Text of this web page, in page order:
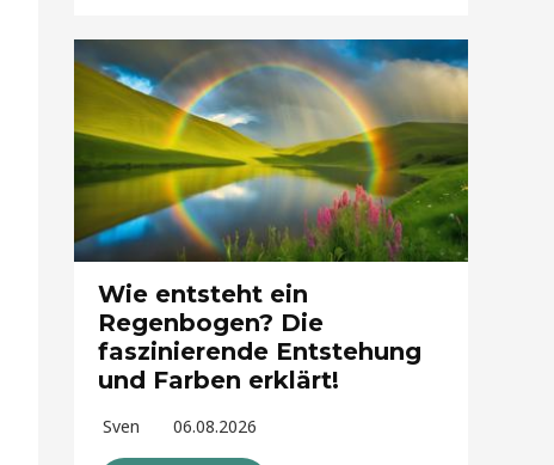
Wie entsteht ein
Regenbogen? Die
faszinierende Entstehung
und Farben erklärt!
Sven 06.08.2026